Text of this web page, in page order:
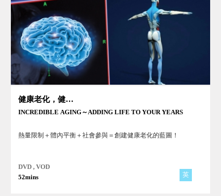
健康老化，健康樂活
INCREDIBLE AGING～ADDING LIFE TO YOUR YEARS
熱量限制＋體內平衡＋社會參與＝創建健康老化的藍圖！
DVD , VOD
52mins
英